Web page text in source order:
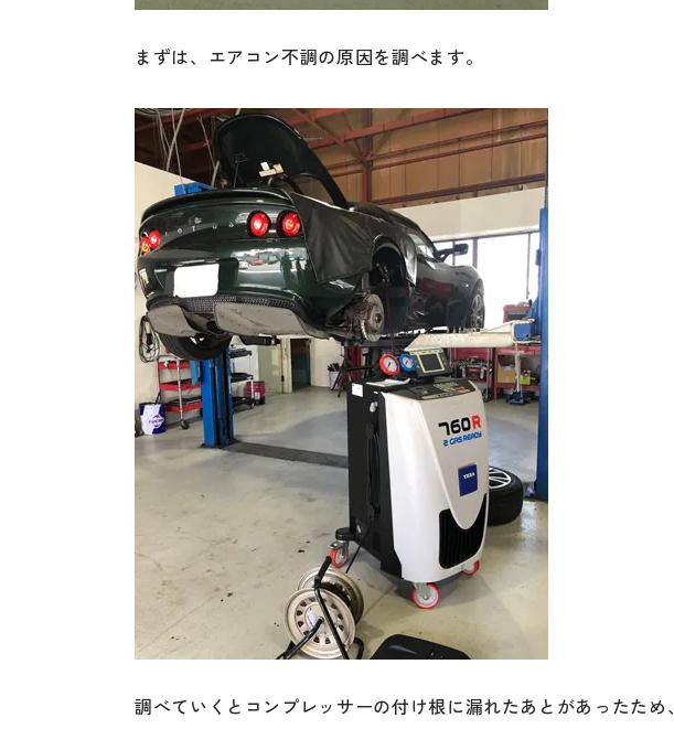
まずは、エアコン不調の原因を調べます。
調べていくとコンプレッサーの付け根に漏れたあとがあったため、